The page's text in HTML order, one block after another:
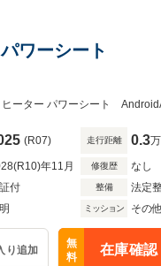
ワーシート
(R07) 走行距離 0.3
年11月 修復歴 なし
付 整備 法定
ミッション その
り追加
無
料
在庫確